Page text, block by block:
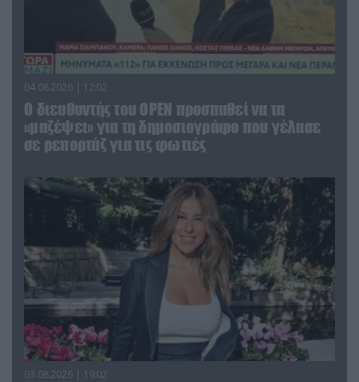
04.08.2026 | 12:02
O διευθυντής του OPEN προσπαθεί να τα
«μαζέψει» για τη δημοσιογράφο που γέλασε
σε ρεπορτάζ για τις φωτιές
03.08.2026 | 19:02